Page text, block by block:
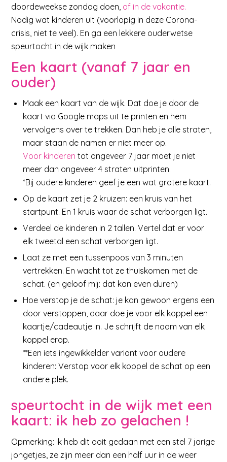
doordeweekse zondag doen, of in de vakantie.
Nodig wat kinderen uit (voorlopig in deze Corona-
crisis, niet te veel). En ga een lekkere ouderwetse
speurtocht in de wijk maken
Een kaart (vanaf 7 jaar en
ouder)
Maak een kaart van de wijk. Dat doe je door de
kaart via Google maps uit te printen en hem
vervolgens over te trekken. Dan heb je alle straten,
maar staan de namen er niet meer op.
Voor kinderen tot ongeveer 7 jaar moet je niet
meer dan ongeveer 4 straten uitprinten.
*Bij oudere kinderen geef je een wat grotere kaart.
Op de kaart zet je 2 kruizen: een kruis van het
startpunt. En 1 kruis waar de schat verborgen ligt.
Verdeel de kinderen in 2 tallen. Vertel dat er voor
elk tweetal een schat verborgen ligt.
Laat ze met een tussenpoos van 3 minuten
vertrekken. En wacht tot ze thuiskomen met de
schat. (en geloof mij: dat kan even duren)
Hoe verstop je de schat: je kan gewoon ergens een
door verstoppen, daar doe je voor elk koppel een
kaartje/cadeautje in. Je schrijft de naam van elk
koppel erop.
**Een iets ingewikkelder variant voor oudere
kinderen: Verstop voor elk koppel de schat op een
andere plek.
speurtocht in de wijk met een
kaart: ik heb zo gelachen !
Opmerking: ik heb dit ooit gedaan met een stel 7 jarige
jongetjes, ze zijn meer dan een half uur in de weer